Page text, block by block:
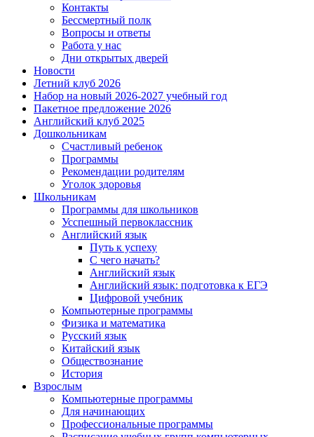
Контакты
Бессмертный полк
Вопросы и ответы
Работа у нас
Дни открытых дверей
Новости
Летний клуб 2026
Набор на новый 2026-2027 учебный год
Пакетное предложение 2026
Английский клуб 2025
Дошкольникам
Счастливый ребенок
Программы
Рекомендации родителям
Уголок здоровья
Школьникам
Программы для школьников
Усспешный первоклассник
Английский язык
Путь к успеху
С чего начать?
Английский язык
Английский язык: подготовка к ЕГЭ
Цифровой учебник
Компьютерные программы
Физика и математика
Русский язык
Китайский язык
Обществознание
История
Взрослым
Компьютерные программы
Для начинающих
Профессиональные программы